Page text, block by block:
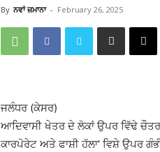
By ਨਵਾਂ ਜ਼ਮਾਨਾ - February 26, 2025
ਜਲੰਧਰ (ਕੇਸਰ)
ਆਦਿਵਾਸੀ ਖੇਤਰ ਦੇ ਲੋਕਾਂ ਉਪਰ ਵਿੱਢੇ
ਕਾਰਪੋਰੇਟ ਅਤੇ ਫਾਸ਼ੀ ਹੱਲਾ’ ਵਿਸ਼ੇ ਉਪਰ